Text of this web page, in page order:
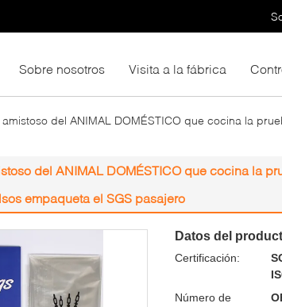
Sobre nosotros Visita a la fábrica
del ANIMAL DOMÉSTICO que cocina la
del ANIMAL DOMÉSTICO que cocina la
empaqueta el SGS pasajero
Datos del
Certificación:
Número de